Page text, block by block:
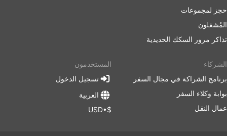
حجز لمجموعات
المُشغلون
تذاكر مرور السكك الحديدية
الشركاء
برنامج الشراكة في مجال السفر
بوابة وكلاء السفر
عمال النقل
المستخدمون
تسجيل الدخول
العربية
$•USD